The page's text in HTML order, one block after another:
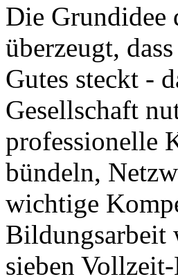
Die Grundidee
überzeugt,
Gutes steckt -
Gesellschaft
professionelle
bündeln,
wichtige
Bildungsarbeit
sieben